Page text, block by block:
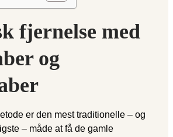
fjernelse med
og
er den mest traditionelle – og
– måde at få de gamle